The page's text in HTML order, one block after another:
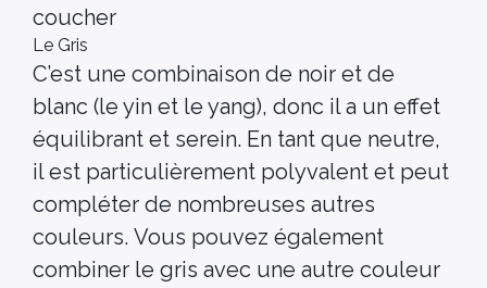
coucher
Le Gris
C’est une combinaison de noir et de
blanc (le yin et le yang), donc il a un effet
équilibrant et serein. En tant que neutre,
il est particulièrement polyvalent et peut
compléter de nombreuses autres
couleurs. Vous pouvez également
combiner le gris avec une autre couleur